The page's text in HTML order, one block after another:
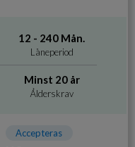
Accepteras
12 - 240 Mån.
Låneperiod
Minst 20 år
Ålderskrav
Accepteras